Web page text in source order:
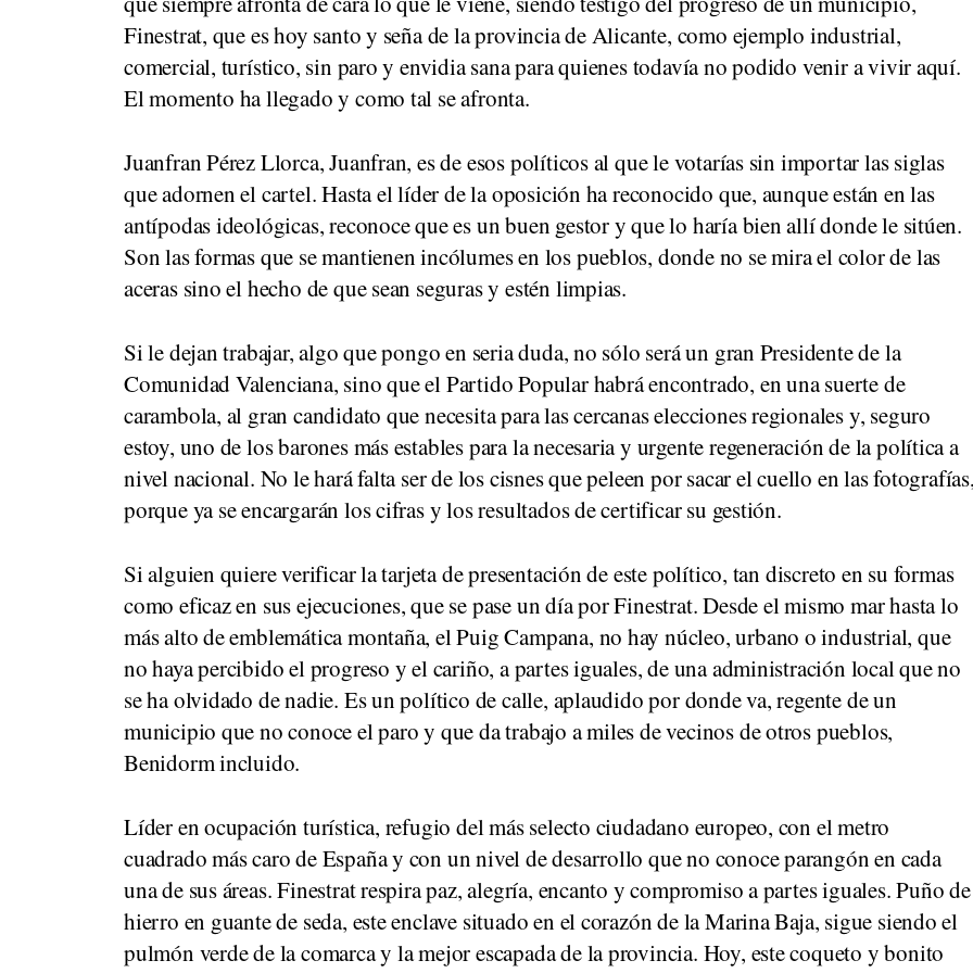
Finestrat, que es hoy santo y seña de la provincia de Alicante, como ejemplo industrial,
comercial, turístico, sin paro y envidia sana para quienes todavía no podido venir a vivir aquí.
El momento ha llegado y como tal se afronta.
Juanfran Pérez Llorca, Juanfran, es de esos políticos al que le votarías sin importar las siglas
que adornen el cartel. Hasta el líder de la oposición ha reconocido que, aunque están en las
antípodas ideológicas, reconoce que es un buen gestor y que lo haría bien allí donde le sitúen.
Son las formas que se mantienen incólumes en los pueblos, donde no se mira el color de las
aceras sino el hecho de que sean seguras y estén limpias.
Si le dejan trabajar, algo que pongo en seria duda, no sólo será un gran Presidente de la
Comunidad Valenciana, sino que el Partido Popular habrá encontrado, en una suerte de
carambola, al gran candidato que necesita para las cercanas elecciones regionales y, seguro
estoy, uno de los barones más estables para la necesaria y urgente regeneración de la política a
nivel nacional. No le hará falta ser de los cisnes que peleen por sacar el cuello en las
porque ya se encargarán los cifras y los resultados de certificar su gestión.
Si alguien quiere verificar la tarjeta de presentación de este político, tan discreto en su formas
como eficaz en sus ejecuciones, que se pase un día por Finestrat. Desde el mismo mar hasta lo
más alto de emblemática montaña, el Puig Campana, no hay núcleo, urbano o industrial, que
no haya percibido el progreso y el cariño, a partes iguales, de una administración local que no
se ha olvidado de nadie. Es un político de calle, aplaudido por donde va, regente de un
municipio que no conoce el paro y que da trabajo a miles de vecinos de otros pueblos,
Benidorm incluido.
Líder en ocupación turística, refugio del más selecto ciudadano europeo, con el metro
cuadrado más caro de España y con un nivel de desarrollo que no conoce parangón en cada
una de sus áreas. Finestrat respira paz, alegría, encanto y compromiso a partes iguales. Puño de
hierro en guante de seda, este enclave situado en el corazón de la Marina Baja, sigue siendo el
pulmón verde de la comarca y la mejor escapada de la provincia. Hoy, este coqueto y bonito